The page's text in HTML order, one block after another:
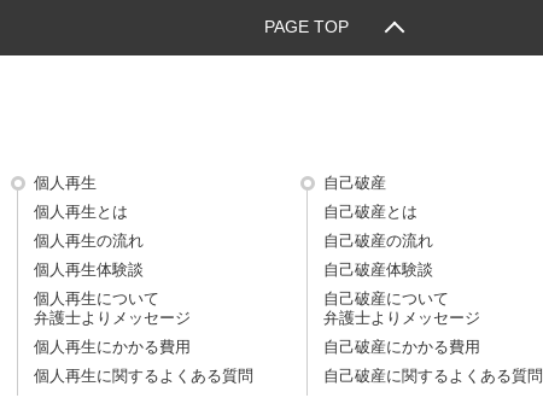
PAGE TOP
個人再生
個人再生とは
個人再生の流れ
個人再生体験談
個人再生について
弁護士よりメッセージ
個人再生にかかる費用
個人再生に関するよくある質問
自己破産
自己破産とは
自己破産の流れ
自己破産体験談
自己破産について
弁護士よりメッセージ
自己破産にかかる費用
自己破産に関するよくある質問